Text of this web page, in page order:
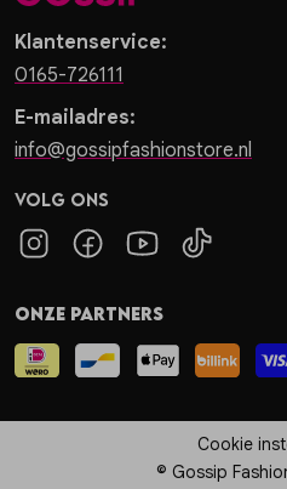
Klantenservice:
0165-726111
E-mailadres:
info@gossipfashionstore.nl
Volg ons
Onze partners
Cookie
© Gossip